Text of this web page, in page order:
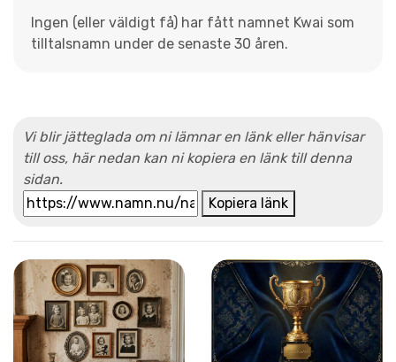
Ingen (eller väldigt få) har fått namnet Kwai som
tilltalsnamn under de senaste 30 åren.
Vi blir jätteglada om ni lämnar en länk eller hänvisar
till oss, här nedan kan ni kopiera en länk till denna
sidan.
Kopiera länk